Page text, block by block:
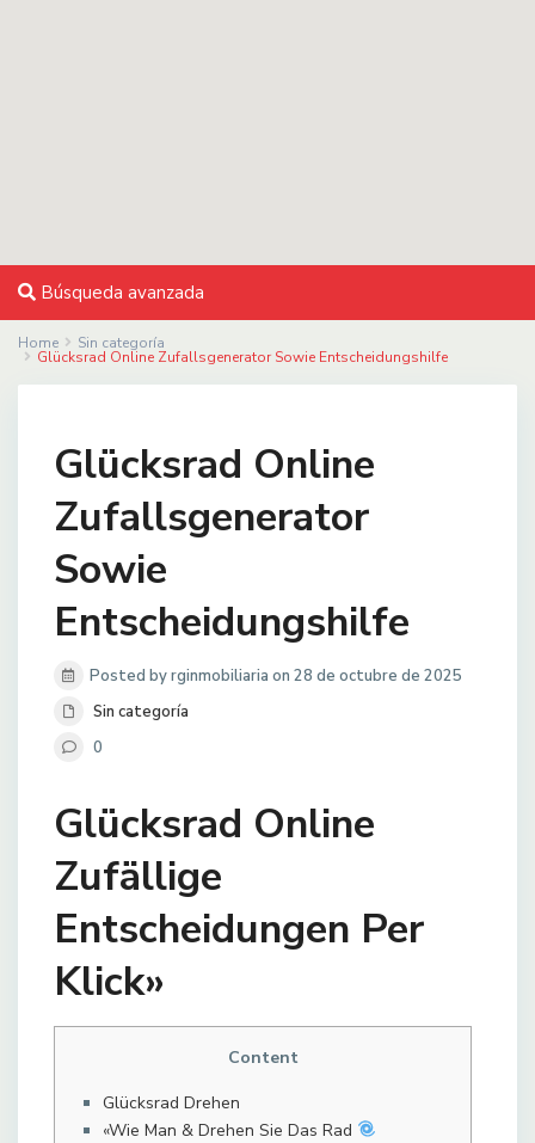
Búsqueda avanzada
Home Sin categoría
Glücksrad Online Zufallsgenerator Sowie Entscheidungshilfe
Glücksrad Online
Zufallsgenerator
Sowie
Entscheidungshilfe
Posted by rginmobiliaria on 28 de octubre de 2025
Sin categoría
0
Glücksrad Online
Zufällige
Entscheidungen Per
Klick»
Content
Glücksrad Drehen
«Wie Man & Drehen Sie Das Rad